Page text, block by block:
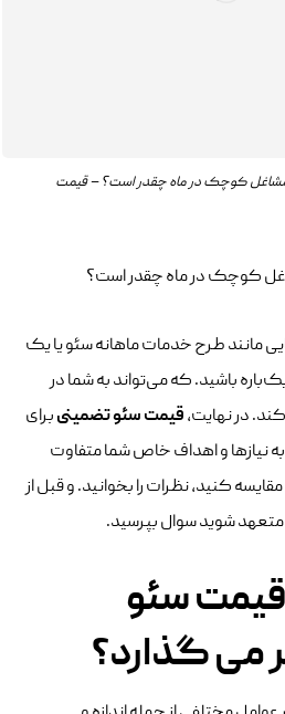
مشاغل کوچک در ماه چقدر است؟ – قیمت
کوچک در ماه چقدر است؟
مانند طرح خدمات ماهانه سئو یا یک
باشید. که می‌تواند به شما در
در نهایت،قیمت سئو تضمینیبرای
نیازها و اهداف خاص شما متفاوت
کنید، نظرات را بخوانید. و قبل از
متعهد شوید سوال بپرسید.
سئو
می گذارد؟